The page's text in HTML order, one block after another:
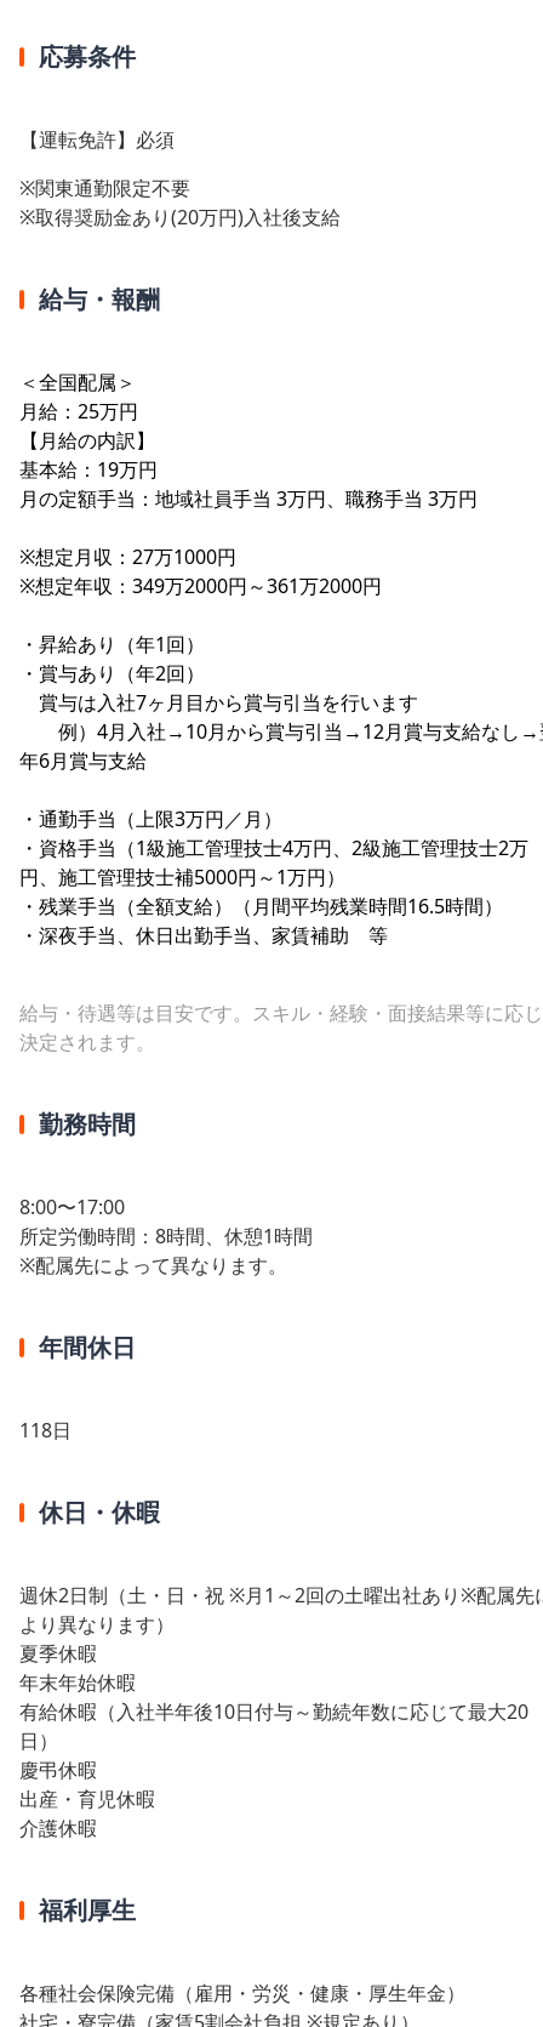
応募条件
【運転免許】必須
※関東通勤限定不要
※取得奨励金あり(20万円)入社後支給
給与・報酬
＜全国配属＞
月給：25万円
【月給の内訳】
基本給：19万円
月の定額手当：地域社員手当 3万円、職務手当 3万円
※想定月収：27万1000円
※想定年収：349万2000円～361万2000円
・昇給あり（年1回）
・賞与あり（年2回）
賞与は入社7ヶ月目から賞与引当を行います
例）4月入社→10月から賞与引当→12月賞与支給なし→
年6月賞与支給
・通勤手当（上限3万円／月）
・資格手当（1級施工管理技士4万円、2級施工管理技士2万
円、施工管理技士補5000円～1万円）
・残業手当（全額支給）（月間平均残業時間16.5時間）
・深夜手当、休日出勤手当、家賃補助 等
給与・待遇等は目安です。スキル・経験・面接結果等に応
決定されます。
勤務時間
8:00〜17:00
所定労働時間：8時間、休憩1時間
※配属先によって異なります。
年間休日
118日
休日・休暇
週休2日制（土・日・祝 ※月1～2回の土曜出社あり※配属先
より異なります）
夏季休暇
年末年始休暇
有給休暇（入社半年後10日付与～勤続年数に応じて最大20
日）
慶弔休暇
出産・育児休暇
介護休暇
福利厚生
各種社会保険完備（雇用・労災・健康・厚生年金）